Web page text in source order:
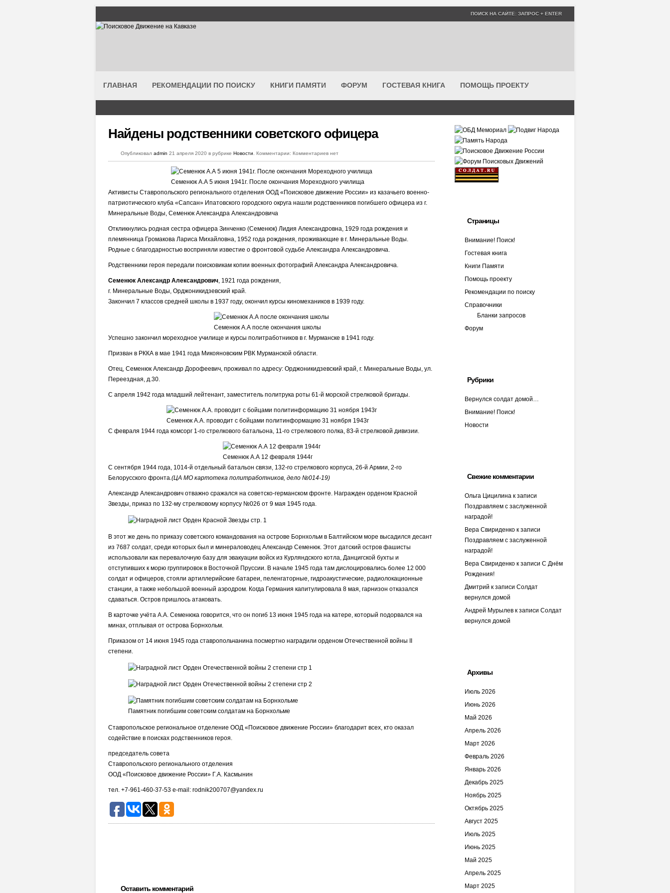
ГЛАВНАЯ РЕКОМЕНДАЦИИ ПО ПОИСКУ КНИГИ ПАМЯТИ ФОРУМ ГОСТЕВАЯ КНИГА ПОМОЩЬ ПРОЕКТУ
Найдены родственники советского офицера
Опубликовал admin 21 апреля 2020 в рубрике Новости . Комментарии: Комментариев нет
Семенюк А.А 5 июня 1941г. После окончания Мореходного училища
Активисты Ставропольского регионального отделения ООД «Поисковое движение России» из казачьего военно-
патриотического клуба «Сапсан» Ипатовского городского округа нашли родственников погибшего офицера из г.
Минеральные Воды, Семенюк Александра Александровича
Откликнулись родная сестра офицера Зинченко (Семенюк) Лидия Александровна, 1929 года рождения и
племянница Громакова Лариса Михайловна, 1952 года рождения, проживающие в г. Минеральные Воды.
Родные с благодарностью восприняли известие о фронтовой судьбе Александра Александровича.
Родственники героя передали поисковикам копии военных фотографий Александра Александровича.
Семенюк Александр Александрович, 1921 года рождения,
г. Минеральные Воды, Орджоникидзевский край.
Закончил 7 классов средней школы в 1937 году, окончил курсы киномехаников в 1939 году.
Семенюк А.А после окончания школы
Успешно закончил мореходное училище и курсы политработников в г. Мурманске в 1941 году.
Призван в РККА в мае 1941 года Микояновским РВК Мурманской области.
Отец, Семенюк Александр Дорофеевич, проживал по адресу: Орджоникидзевский край, г. Минеральные Воды, ул.
Переездная, д.30.
С апреля 1942 года младший лейтенант, заместитель политрука роты 61-й морской стрелковой бригады.
Семенюк А.А. проводит с бойцами политинформацию 31 ноября 1943г
С февраля 1944 года комсорг 1-го стрелкового батальона, 11-го стрелкового полка, 83-й стрелковой дивизии.
Семенюк А.А 12 февраля 1944г
С сентября 1944 года, 1014-й отдельный батальон связи, 132-го стрелкового корпуса, 26-й Армии, 2-го
Белорусского фронта.(ЦА МО картотека политработников, дело №014-19)
Александр Александрович отважно сражался на советско-германском фронте. Награжден орденом Красной
Звезды, приказ по 132-му стрелковому корпусу №026 от 9 мая 1945 года.
В этот же день по приказу советского командования на острове Борнхольм в Балтийском море высадился десант
из 7687 солдат, среди которых был и минераловодец Александр Семенюк. Этот датский остров фашисты
использовали как перевалочную базу для эвакуации войск из Курляндского котла, Данцигской бухты и
отступивших к морю группировок в Восточной Пруссии. В начале 1945 года там дислоцировались более 12 000
солдат и офицеров, стояли артиллерийские батареи, пеленгаторные, гидроакустические, радиолокационные
станции, а также небольшой военный аэродром. Когда Германия капитулировала 8 мая, гарнизон отказался
сдаваться. Остров пришлось атаковать.
В карточке учёта А.А. Семенюка говорится, что он погиб 13 июня 1945 года на катере, который подорвался на
минах, отплывая от острова Борнхольм.
Приказом от 14 июня 1945 года ставропольчанина посмертно наградили орденом Отечественной войны II
степени.
Памятник погибшим советским солдатам на Борнхольме
Ставропольское региональное отделение ООД «Поисковое движение России» благодарит всех, кто оказал
содействие в поисках родственников героя.
председатель совета
Ставропольского регионального отделения
ООД «Поисковое движение России» Г.А. Касмынин
тел. +7-961-460-37-53 e-mail: rodnik200707@yandex.ru
Оставить комментарий
Страницы
Внимание! Поиск!
Гостевая книга
Книги Памяти
Помощь проекту
Рекомендации по поиску
Справочники
Бланки запросов
Форум
Рубрики
Вернулся солдат домой…
Внимание! Поиск!
Новости
Свежие комментарии
Ольга Цицилина к записи
Поздравляем с заслуженной
наградой!
Вера Свириденко к записи
Поздравляем с заслуженной
наградой!
Вера Свириденко к записи С Днём
Рождения!
Дмитрий к записи Солдат
вернулся домой
Андрей Мурылев к записи Солдат
вернулся домой
Архивы
Июль 2026
Июнь 2026
Май 2026
Апрель 2026
Март 2026
Февраль 2026
Январь 2026
Декабрь 2025
Ноябрь 2025
Октябрь 2025
Август 2025
Июль 2025
Июнь 2025
Май 2025
Апрель 2025
Март 2025